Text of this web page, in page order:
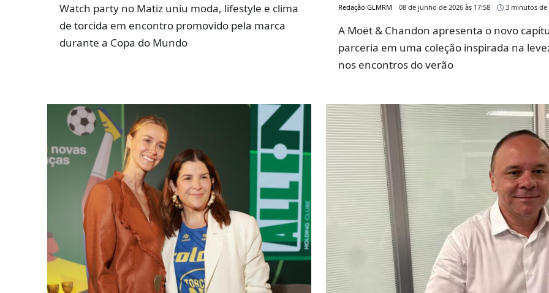
Watch party no Matiz uniu moda, lifestyle e clima
de torcida em encontro promovido pela marca
durante a Copa do Mundo
Redação GLMRM 08 de junho de 2026 às 17:58 3 minutos
A Moët & Chandon apresenta o novo
parceria em uma coleção inspirada na
nos encontros do verão